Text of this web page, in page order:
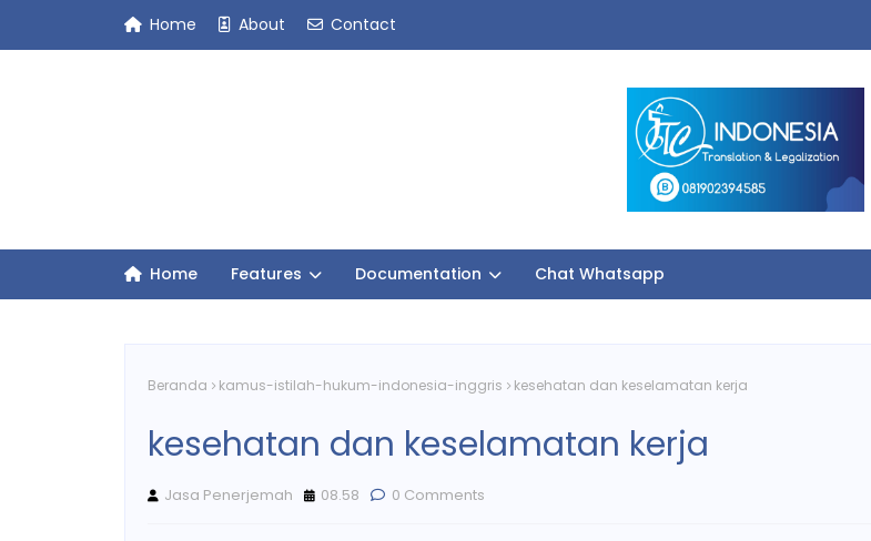
Home About Contact
Home Features Documentation Chat Whatsapp
Beranda kamus-istilah-hukum-indonesia-inggris kesehatan dan keselamatan kerja
kesehatan dan keselamatan kerja
Jasa Penerjemah 08.58 0 Comments